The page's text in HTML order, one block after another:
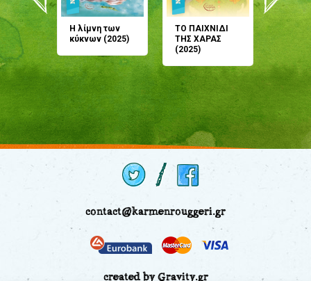
Η λίμνη των
κύκνων (2025)
ΤΟ ΠΑΙΧΝΙΔΙ
ΤΗΣ ΧΑΡΑΣ
(2025)
μου;
(2024)
contact@karmenrouggeri.gr
created by Gravity.gr